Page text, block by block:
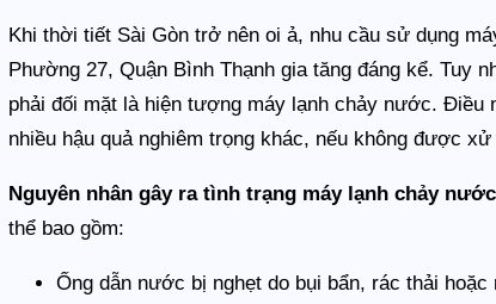
Khi thời tiết Sài Gòn trở nên oi ả, nhu cầu sử dụng
Phường 27, Quận Bình Thạnh gia tăng đáng kể. Tuy
phải đối mặt là hiện tượng máy lạnh chảy nước. Điều
nhiều hậu quả nghiêm trọng khác, nếu không được
Nguyên nhân gây ra tình trạng máy lạnh chảy nước
thể bao gồm:
Ống dẫn nước bị nghẹt do bụi bẩn, rác thải hoặc